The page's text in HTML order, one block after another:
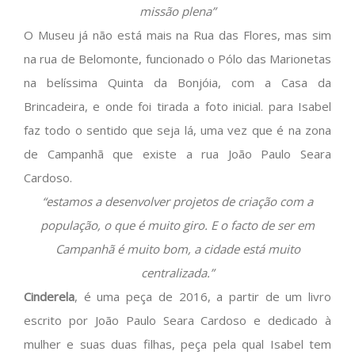
missão plena”
O Museu já não está mais na Rua das Flores, mas sim
na rua de Belomonte, funcionado o Pólo das Marionetas
na belíssima Quinta da Bonjóia, com a Casa da
Brincadeira, e onde foi tirada a foto inicial. para Isabel
faz todo o sentido que seja lá, uma vez que é na zona
de Campanhã que existe a rua João Paulo Seara
Cardoso.
“estamos a desenvolver projetos de criação com a
população, o que é muito giro. E o facto de ser em
Campanhã é muito bom, a cidade está muito
centralizada.”
Cinderela, é uma peça de 2016, a partir de um livro
escrito por João Paulo Seara Cardoso e dedicado à
mulher e suas duas filhas, peça pela qual Isabel tem